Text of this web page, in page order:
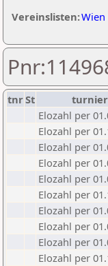
Vereinslisten:Wien
tnrSt turnier
Elozahl per
Elozahl per
Elozahl per
Elozahl per
Elozahl per
Elozahl per
Elozahl per
Elozahl per
Elozahl per
Elozahl per